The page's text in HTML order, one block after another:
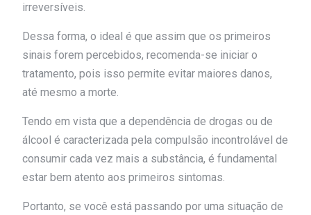
irreversíveis.
Dessa forma, o ideal é que assim que os primeiros
sinais forem percebidos, recomenda-se iniciar o
tratamento, pois isso permite evitar maiores danos,
até mesmo a morte.
Tendo em vista que a dependência de drogas ou de
álcool é caracterizada pela compulsão incontrolável de
consumir cada vez mais a substância, é fundamental
estar bem atento aos primeiros sintomas.
Portanto, se você está passando por uma situação de